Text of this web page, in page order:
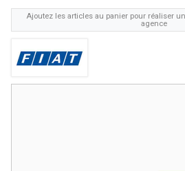
Ajoutez les articles au panier pour réaliser
agence